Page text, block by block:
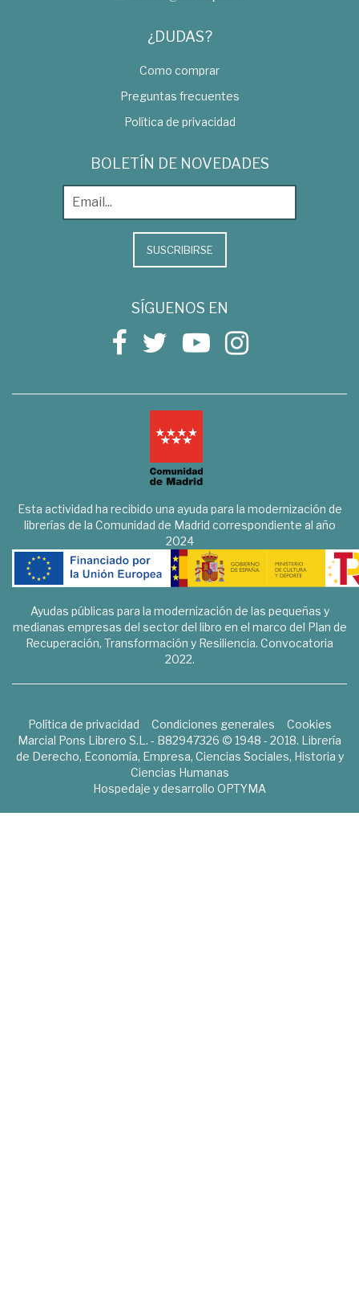
¿DUDAS?
Como comprar
Preguntas frecuentes
Política de privacidad
BOLETÍN DE NOVEDADES
SUSCRIBIRSE
SÍGUENOS EN
Esta actividad ha recibido una ayuda para la modernización de
librerías de la Comunidad de Madrid correspondiente al año
2024
Ayudas públicas para la modernización de las pequeñas y
medianas empresas del sector del libro en el marco del Plan de
Recuperación, Transformación y Resiliencia. Convocatoria
2022.
Política de privacidad Condiciones generales
Cookies
Marcial Pons Librero S.L. - B82947326 © 1948 - 2018. Librería
de Derecho, Economía, Empresa, Ciencias Sociales, Historia y
Ciencias Humanas
Hospedaje y desarrollo OPTYMA